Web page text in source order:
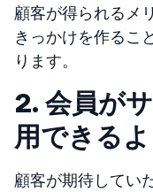
顧客が得られるメ
きっかけを作るこ
ります。
2. 会員が
用できる
顧客が期待してい